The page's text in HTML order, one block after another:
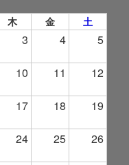
木 金 土
3 4 5
10 11 12
17 18 19
24 25 26